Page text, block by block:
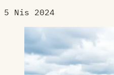
5 Nis 2024